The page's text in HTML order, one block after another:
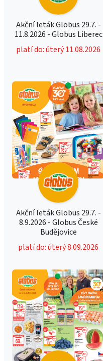
Akční leták Globus 29.7. -
11.8.2026 - Globus Liberec
platí do: úterý 11.08.2026
Akční leták Globus 29.7. -
8.9.2026 - Globus České
Budějovice
platí do: úterý 8.09.2026